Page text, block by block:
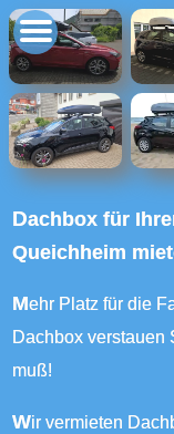
Dachbox für Ihren Hyundai IONIQ 5 in
Queichheim
Mehr Platz für die Fahrt in den Urlaub benötigt? In einer
Dachbox
muß!
Wir vermieten Dachboxen von 370 bis 640 Liter Volumen